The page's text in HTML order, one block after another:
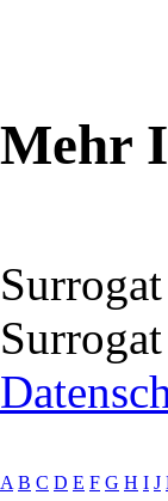
Mehr
A B C D E F G H I J